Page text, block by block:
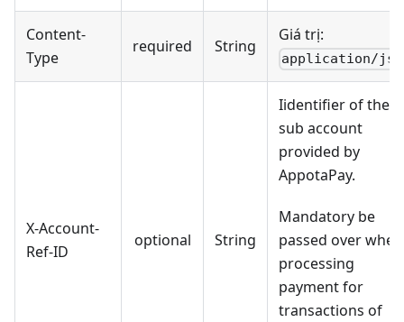
Content-
Type
required String
Giá trị:
application/
X-Account-
Ref-ID
optional String
Iidentifier of the
sub account
provided by
AppotaPay.
Mandatory be
passed over when
processing
payment for
transactions of